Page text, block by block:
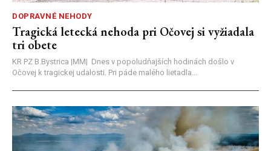
DOPRAVNÉ NEHODY
Tragická letecká nehoda pri Očovej si vyžiadala
tri obete
KR PZ B.Bystrica |MM| Dnes v popoludňajších hodinách došlo v
Očovej k tragickej udalosti. Pri páde malého lietadla...